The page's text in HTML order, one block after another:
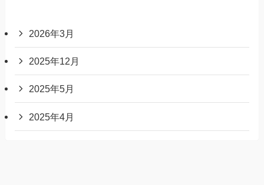
2026年3月
2025年12月
2025年5月
2025年4月